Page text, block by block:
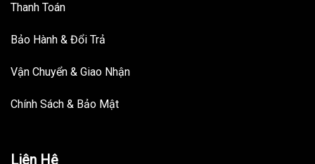
Thanh Toán
Bảo Hành & Đổi Trả
Vận Chuyển & Giao Nhận
Chính Sách & Bảo Mật
Liên Hệ